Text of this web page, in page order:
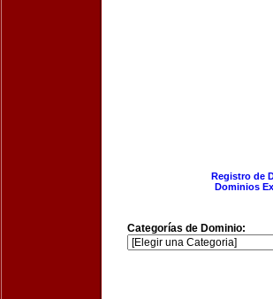
Registro de
Dominios
Categorías de Dominio: